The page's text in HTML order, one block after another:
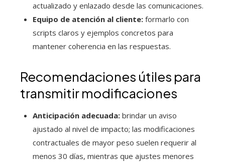
actualizado y enlazado desde las comunicaciones.
Equipo de atención al cliente: formarlo con
scripts claros y ejemplos concretos para
mantener coherencia en las respuestas.
Recomendaciones útiles para
transmitir modificaciones
Anticipación adecuada: brindar un aviso
ajustado al nivel de impacto; las modificaciones
contractuales de mayor peso suelen requerir al
menos 30 días, mientras que ajustes menores